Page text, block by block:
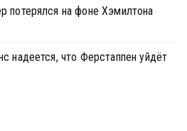
потерялся на фоне Хэмилтона
надеется, что Ферстаппен уйдёт